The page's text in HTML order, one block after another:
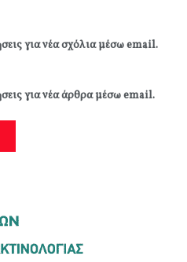
για νέα σχόλια μέσω email.
για νέα άρθρα μέσω email.